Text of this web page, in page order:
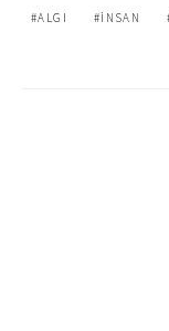
ALGI INSAN